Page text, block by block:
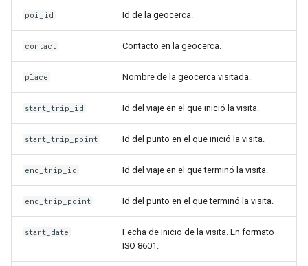
poi_id Id de la geocerca.
contact Contacto en la geocerca.
place Nombre de la geocerca visitada.
start_trip_id Id del viaje en el que inició la visita.
start_trip_point Id del punto en el que inició la visita.
end_trip_id Id del viaje en el que terminó la visita.
end_trip_point Id del punto en el que terminó la visita.
start_date
Fecha de inicio de la visita. En formato
ISO 8601.